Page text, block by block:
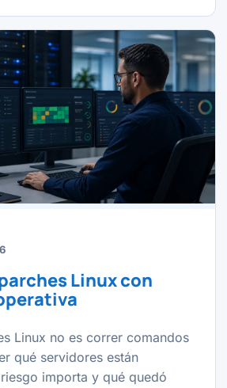
Linux con
Linux no es correr comandos
qué servidores están
importa y qué quedó